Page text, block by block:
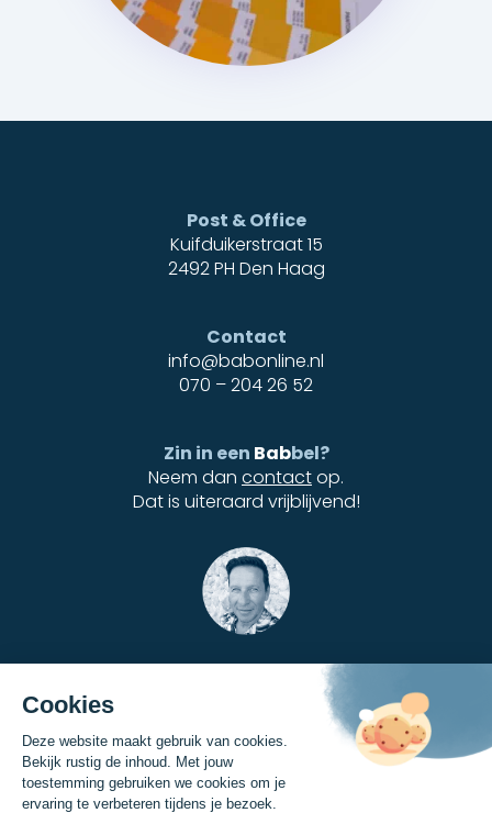
Post & Office
Kuifduikerstraat 15
2492 PH Den Haag
Contact
info@babonline.nl
070 – 204 26 52
Zin in een Babbel?
Neem dan contactop.
Dat is uiteraard vrijblijvend!
© Copyright 2026 - BabOnline
Algemene Voorwaarden